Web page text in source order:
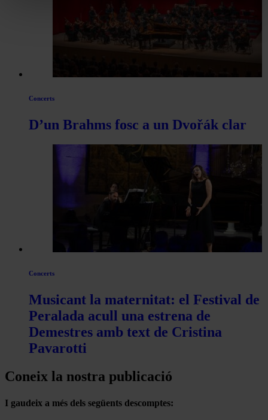
Concerts
D’un Brahms fosc a un Dvořák clar
Concerts
Musicant la maternitat: el Festival de
Peralada acull una estrena de
Demestres amb text de Cristina
Pavarotti
Coneix la nostra publicació
I gaudeix a més dels següents descomptes: